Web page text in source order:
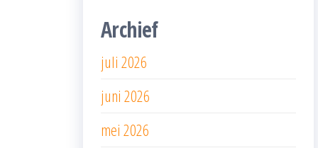
Archief
juli 2026
juni 2026
mei 2026